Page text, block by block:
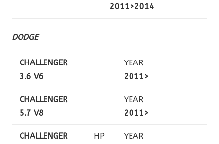
2011>2014
DODGE
CHALLENGER
3.6 V6
YEAR
2011>
CHALLENGER
5.7 V8
YEAR
2011>
CHALLENGER
HP
YEAR